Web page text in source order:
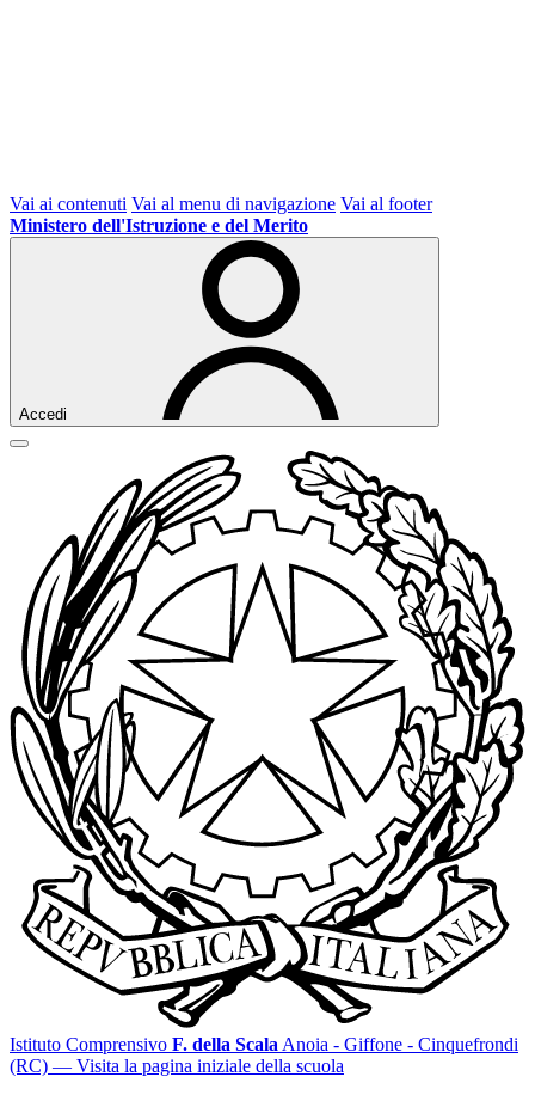
Vai ai contenuti Vai al menu di navigazione Vai al footer
Ministero dell'Istruzione e del Merito
Accedi
Istituto Comprensivo F. della Scala Anoia - Giffone - Cinquefrondi
(RC) — Visita la pagina iniziale della scuola